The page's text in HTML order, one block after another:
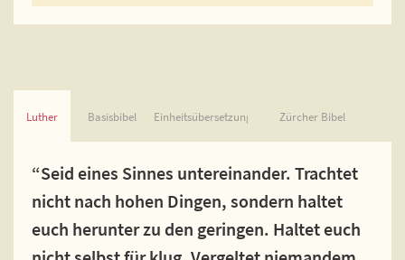
Luther Basisbibel Einheitsübersetzung Zürcher Bibel
“Seid eines Sinnes untereinander. Trachtet
nicht nach hohen Dingen, sondern haltet
euch herunter zu den geringen. Haltet euch